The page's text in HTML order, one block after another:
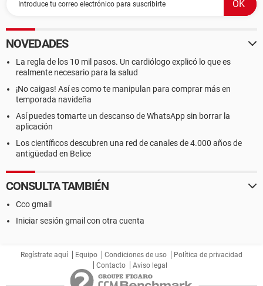
NOVEDADES
La regla de los 10 mil pasos. Un cardiólogo explicó lo que es
realmente necesario para la salud
¡No caigas! Así es como te manipulan para comprar más en
temporada navideña
Así puedes tomarte un descanso de WhatsApp sin borrar la
aplicación
Los científicos descubren una red de canales de 4.000 años de
antigüedad en Belice
CONSULTA TAMBIÉN
Cco gmail
Iniciar sesión gmail con otra cuenta
Regístrate aquí Equipo Condiciones de uso
Política de privacidad
Contacto
Aviso legal